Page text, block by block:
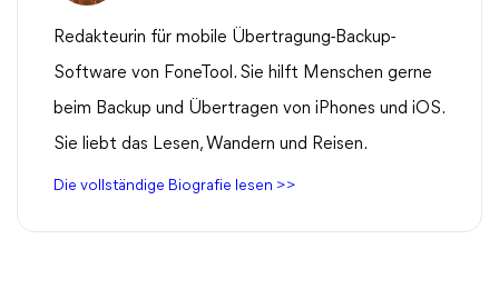
Redakteurin für mobile Übertragung-Backup-
Software von FoneTool. Sie hilft Menschen gerne
beim Backup und Übertragen von iPhones und iOS.
Sie liebt das Lesen, Wandern und Reisen.
Die vollständige Biografie lesen >>